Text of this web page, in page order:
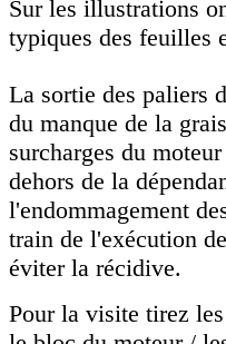
Sur les illustrations
typiques des feuilles
La sortie des paliers
du manque de la
surcharges du
dehors de la
l'endommagement
train de l'exécution
éviter la récidive.
Pour la visite tirez